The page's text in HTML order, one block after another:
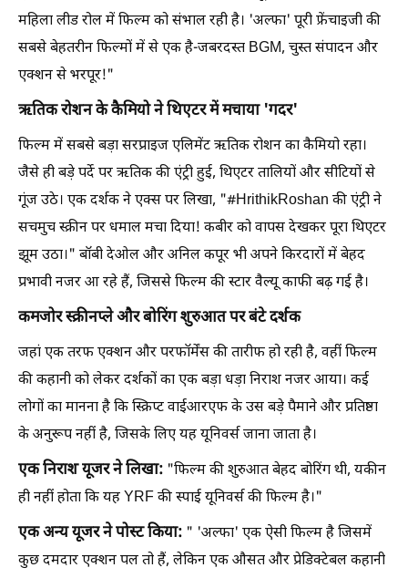
महिला लीड रोल में फिल्म को संभाल रही है। 'अल्फा' पूरी फ्रेंचाइजी की
सबसे बेहतरीन फिल्मों में से एक है-जबरदस्त BGM, चुस्त संपादन और
एक्शन से भरपूर!"
ऋतिक रोशन के कैमियो ने थिएटर में मचाया 'गदर'
फिल्म में सबसे बड़ा सरप्राइज एलिमेंट ऋतिक रोशन का कैमियो रहा।
जैसे ही बड़े पर्दे पर ऋतिक की एंट्री हुई, थिएटर तालियों और सीटियों से
गूंज उठे। एक दर्शक ने एक्स पर लिखा, "#HrithikRoshan की एंट्री ने
सचमुच स्क्रीन पर धमाल मचा दिया! कबीर को वापस देखकर पूरा थिएटर
झूम उठा।" बॉबी देओल और अनिल कपूर भी अपने किरदारों में बेहद
प्रभावी नजर आ रहे हैं, जिससे फिल्म की स्टार वैल्यू काफी बढ़ गई है।
कमजोर स्क्रीनप्ले और बोरिंग शुरुआत पर बंटे दर्शक
जहां एक तरफ एक्शन और परफॉर्मेंस की तारीफ हो रही है, वहीं फिल्म
की कहानी को लेकर दर्शकों का एक बड़ा धड़ा निराश नजर आया। कई
लोगों का मानना है कि स्क्रिप्ट वाईआरएफ के उस बड़े पैमाने और प्रतिष्ठा
के अनुरूप नहीं है, जिसके लिए यह यूनिवर्स जाना जाता है।
एक निराश यूजर ने लिखा: "फिल्म की शुरुआत बेहद बोरिंग थी, यकीन
ही नहीं होता कि यह YRF की स्पाई यूनिवर्स की फिल्म है।"
एक अन्य यूजर ने पोस्ट किया: " 'अल्फा' एक ऐसी फिल्म है जिसमें
कुछ दमदार एक्शन पल तो हैं, लेकिन एक औसत और प्रेडिक्टेबल कहानी